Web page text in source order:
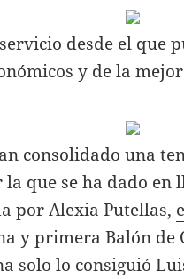
desde el que
y de la
consolidado una
que se ha dado en
por Alexia Putellas,
y primera Balón de
solo lo consiguió